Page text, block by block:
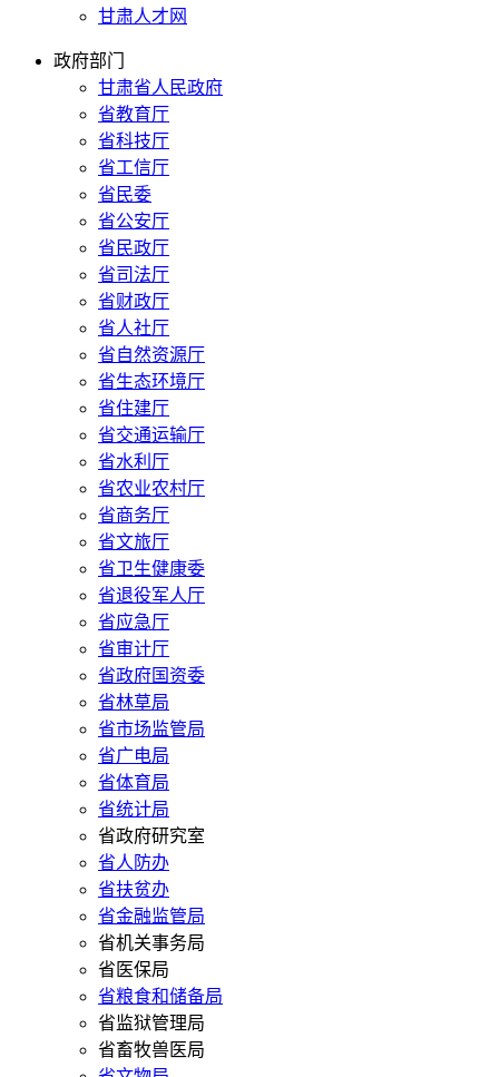
甘肃人才网
政府部门
甘肃省人民政府
省教育厅
省科技厅
省工信厅
省民委
省公安厅
省民政厅
省司法厅
省财政厅
省人社厅
省自然资源厅
省生态环境厅
省住建厅
省交通运输厅
省水利厅
省农业农村厅
省商务厅
省文旅厅
省卫生健康委
省退役军人厅
省应急厅
省审计厅
省政府国资委
省林草局
省市场监管局
省广电局
省体育局
省统计局
省政府研究室
省人防办
省扶贫办
省金融监管局
省机关事务局
省医保局
省粮食和储备局
省监狱管理局
省畜牧兽医局